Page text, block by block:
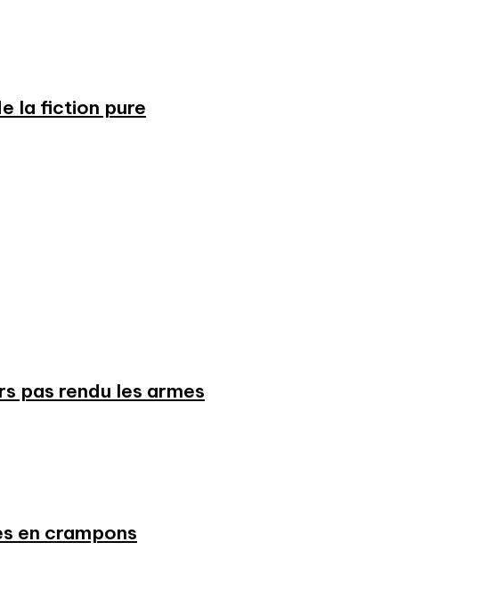
la fiction pure
pas rendu les armes
en crampons